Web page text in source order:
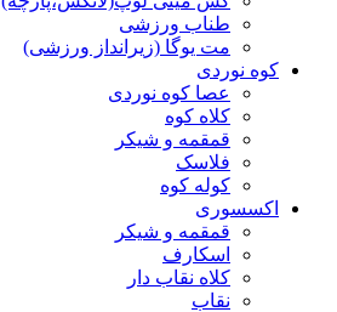
طناب ورزشی
مت یوگا (زیرانداز ورزشی)
کوه نوردی
عصا کوه نوردی
کلاه کوه
قمقمه و شیکر
فلاسک
کوله کوه
اکسسوری
قمقمه و شیکر
اسکارف
کلاه نقاب دار
نقاب